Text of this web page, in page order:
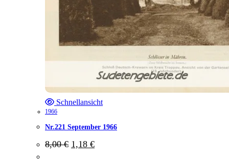
Schnellansicht
1966
Nr.221 September 1966
8,00€ Ursprünglicher
Preis
1,18 €Aktueller
Preis